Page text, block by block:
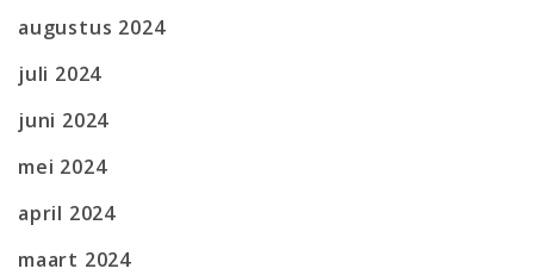
augustus 2024
juli 2024
juni 2024
mei 2024
april 2024
maart 2024